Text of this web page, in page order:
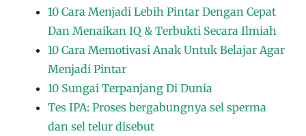
10 Cara Menjadi Lebih Pintar Dengan Cepat
Dan Menaikan IQ & Terbukti Secara Ilmiah
10 Cara Memotivasi Anak Untuk Belajar Agar
Menjadi Pintar
10 Sungai Terpanjang Di Dunia
Tes IPA: Proses bergabungnya sel sperma
dan sel telur disebut